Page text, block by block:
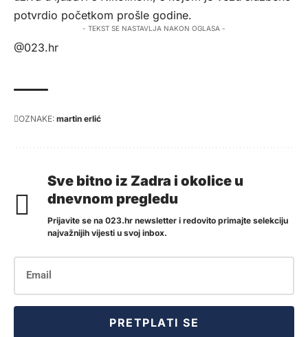
potvrdio početkom prošle godine.
- TEKST SE NASTAVLJA NAKON OGLASA -
@023.hr
OZNAKE: martin erlić
Sve bitno iz Zadra i okolice u
dnevnom pregledu
Prijavite se na 023.hr newsletter i redovito primajte selekciju
najvažnijih vijesti u svoj inbox.
PRETPLATI SE